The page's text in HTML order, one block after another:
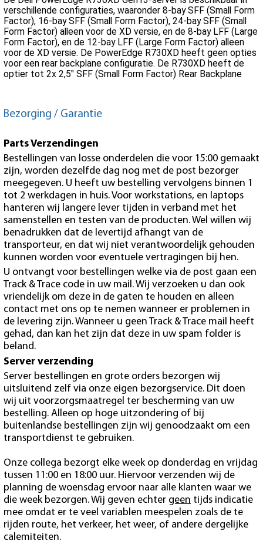
verschillende configuraties, waaronder 8-bay SFF (Small Form
Factor), 16-bay SFF (Small Form Factor), 24-bay SFF (Small
Form Factor) alleen voor de XD versie, en de 8-bay LFF (Large
Form Factor), en de 12-bay LFF (Large Form Factor) alleen
voor de XD versie. De PowerEdge R730XD heeft geen opties
voor een rear backplane configuratie. De R730XD heeft de
optier tot 2x 2,5" SFF (Small Form Factor) Rear Backplane
Bezorging / Garantie
Parts Verzendingen
Bestellingen van losse onderdelen die voor 15:00 gemaakt
zijn, worden dezelfde dag nog met de post bezorger
meegegeven. U heeft uw bestelling vervolgens binnen 1
tot 2 werkdagen in huis. Voor workstations, en laptops
hanteren wij langere lever tijden in verband met het
samenstellen en testen van de producten. Wel willen wij
benadrukken dat de levertijd afhangt van de
transporteur, en dat wij niet verantwoordelijk gehouden
kunnen worden voor eventuele vertragingen bij hen.
U ontvangt voor bestellingen welke via de post gaan een
Track & Trace code in uw mail. Wij verzoeken u dan ook
vriendelijk om deze in de gaten te houden en alleen
contact met ons op te nemen wanneer er problemen in
de levering zijn. Wanneer u geen Track & Trace mail heeft
gehad, dan kan het zijn dat deze in uw spam folder is
beland.
Server verzending
Server bestellingen en grote orders bezorgen wij
uitsluitend zelf via onze eigen bezorgservice. Dit doen
wij uit voorzorgsmaatregel ter bescherming van uw
bestelling. Alleen op hoge uitzondering of bij
buitenlandse bestellingen zijn wij genoodzaakt om een
transportdienst te gebruiken.
Onze collega bezorgt elke week op donderdag en vrijdag
tussen 11:00 en 18:00 uur. Hiervoor verzenden wij de
planning de woensdag ervoor naar alle klanten waar we
die week bezorgen. Wij geven echter geen tijds indicatie
mee omdat er te veel variablen meespelen zoals de te
rijden route, het verkeer, het weer, of andere dergelijke
calemiteiten.